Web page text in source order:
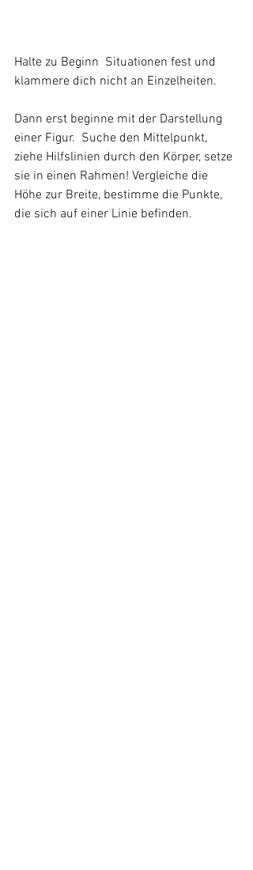
Halte zu Beginn  Situationen fest und
klammere dich nicht an Einzelheiten.
Dann erst beginne mit der Darstellung
einer Figur.  Suche den Mittelpunkt,
ziehe Hilfslinien durch den Körper, setze
sie in einen Rahmen! Vergleiche die
Höhe zur Breite, bestimme die Punkte,
die sich auf einer Linie befinden.